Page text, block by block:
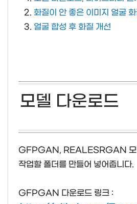
화질이 안 좋은 이미지 얼굴
얼굴 합성 후 화질 개선
모델 다운로드
GFPGAN, REALESRGAN 모
작업할 폴더를 만들어 넣어줍니다.
GFPGAN 다운로드 링크 :